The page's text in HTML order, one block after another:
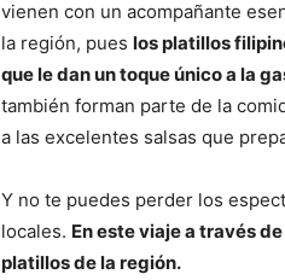
vienen con un acompañante
la región, pues los platillos
que le dan un toque único a la
también forman parte de la
a las excelentes salsas que
Y no te puedes perder los
locales. En este viaje a través
platillos de la región.